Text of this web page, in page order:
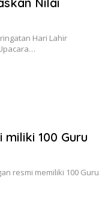
Hari Lahir
100 Guru
resmi memiliki 100 Guru